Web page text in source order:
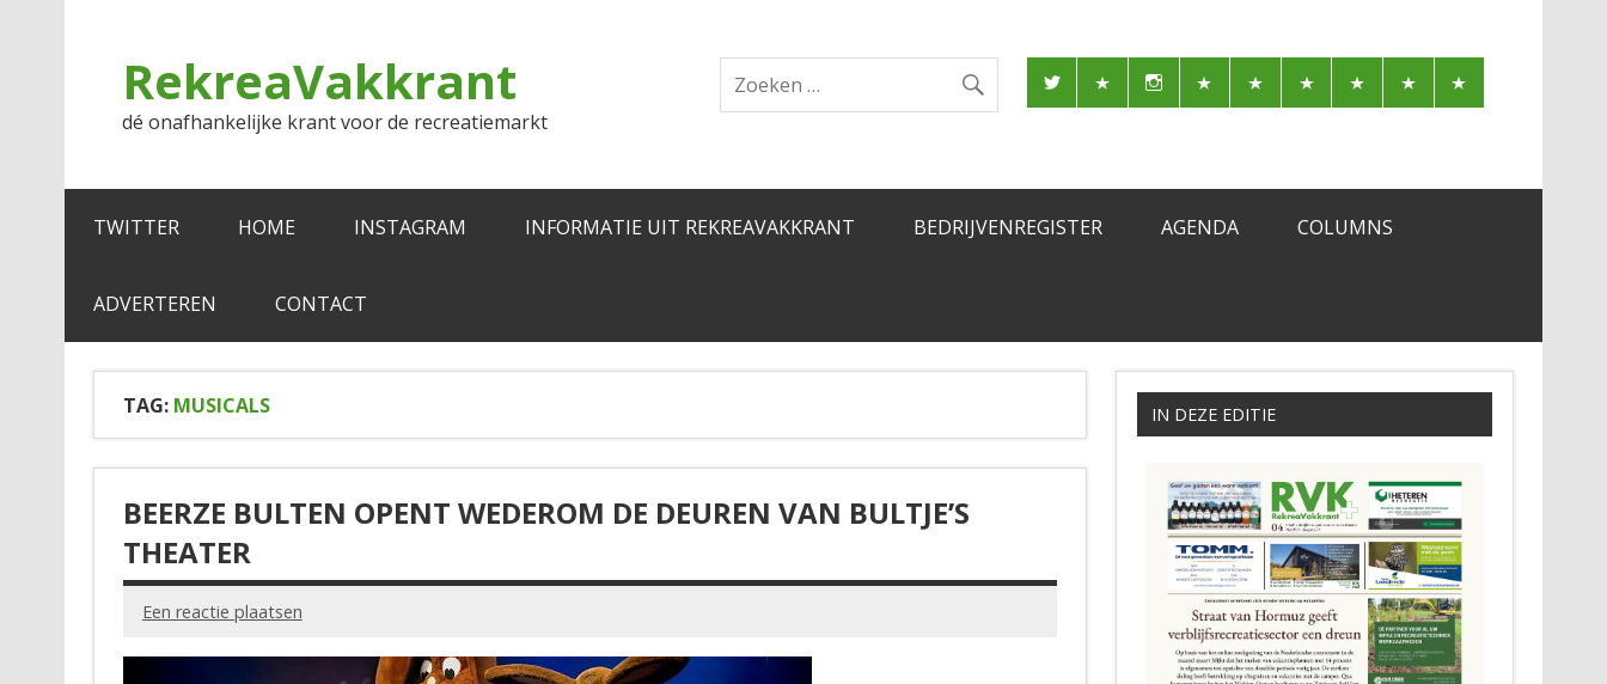
RekreaVakkrant
dé onafhankelijke krant voor de recreatiemarkt
TWITTER HOME INSTAGRAM INFORMATIE UIT REKREAVAKKRANT BEDRIJVENREGISTER AGENDA COLUMNS
ADVERTEREN CONTACT
TAG: MUSICALS
BEERZE BULTEN OPENT WEDEROM DE DEUREN VAN BULTJE’S
THEATER
Een reactie plaatsen
IN DEZE EDITIE